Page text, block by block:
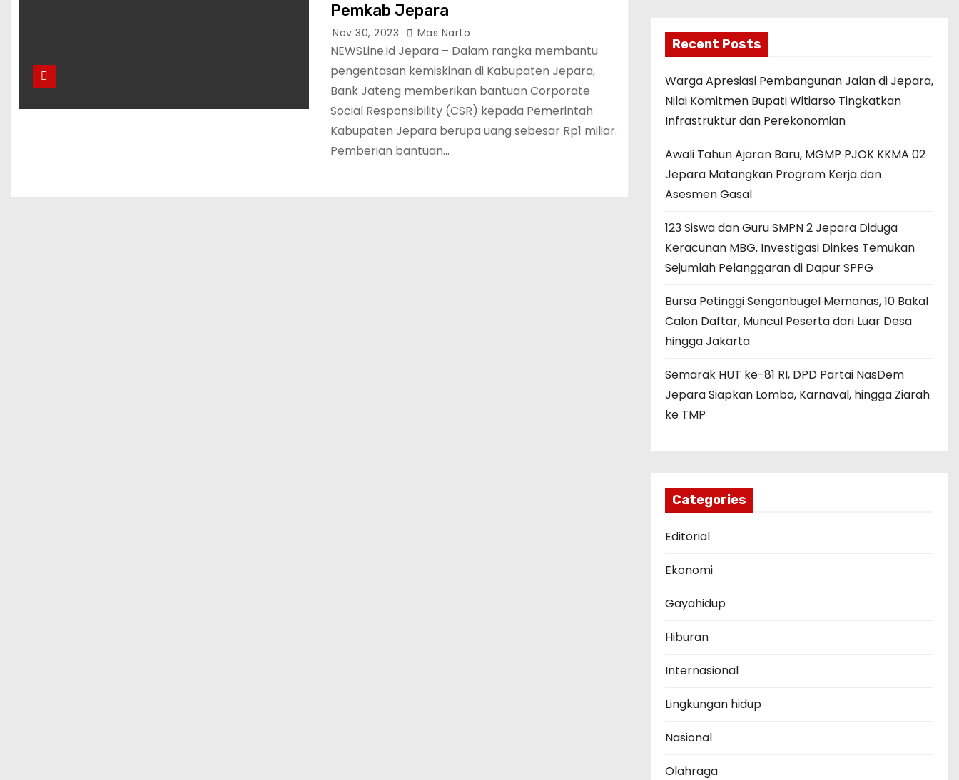
Pemkab Jepara
Nov 30, 2023 Mas Narto
NEWSLine.id Jepara – Dalam rangka membantu
pengentasan kemiskinan di Kabupaten Jepara,
Bank Jateng memberikan bantuan Corporate
Social Responsibility (CSR) kepada Pemerintah
Kabupaten Jepara berupa uang sebesar Rp1 miliar.
Pemberian bantuan…
Recent Posts
Warga Apresiasi Pembangunan Jalan di Jepara,
Nilai Komitmen Bupati Witiarso Tingkatkan
Infrastruktur dan Perekonomian
Awali Tahun Ajaran Baru, MGMP PJOK KKMA 02
Jepara Matangkan Program Kerja dan
Asesmen Gasal
123 Siswa dan Guru SMPN 2 Jepara Diduga
Keracunan MBG, Investigasi Dinkes Temukan
Sejumlah Pelanggaran di Dapur SPPG
Bursa Petinggi Sengonbugel Memanas, 10 Bakal
Calon Daftar, Muncul Peserta dari Luar Desa
hingga Jakarta
Semarak HUT ke-81 RI, DPD Partai NasDem
Jepara Siapkan Lomba, Karnaval, hingga Ziarah
ke TMP
Categories
Editorial
Ekonomi
Gayahidup
Hiburan
Internasional
Lingkungan hidup
Nasional
Olahraga